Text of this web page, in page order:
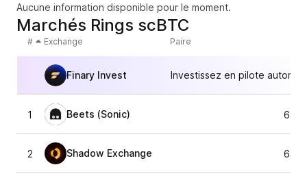
Aucune information disponible pour le moment.
Marchés Rings scBTC
# Exchange Paire
Finary Invest Investissez en pilote
1 Beets (Sonic) 63
2 Shadow Exchange 63